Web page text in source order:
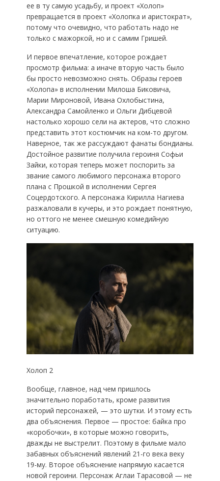
ее в ту самую усадьбу, и проект «Холоп»
превращается в проект «Холопка и аристократ»,
потому что очевидно, что работать надо не
только с мажоркой, но и с самим Гришей.
И первое впечатление, которое рождает
просмотр фильма: а иначе вторую часть было
бы просто невозможно снять. Образы героев
«Холопа» в исполнении Милоша Биковича,
Марии Мироновой, Ивана Охлобыстина,
Александра Самойленко и Ольги Дибцевой
настолько хорошо сели на актеров, что сложно
представить этот костюмчик на ком-то другом.
Наверное, так же рассуждают фанаты бондианы.
Достойное развитие получила героиня Софьи
Зайки, которая теперь может поспорить за
звание самого любимого персонажа второго
плана с Прошкой в исполнении Сергея
Соцердотского. А персонажа Кирилла Нагиева
разжаловали в кучеры, и это рождает понятную,
но оттого не менее смешную комедийную
ситуацию.
Холоп 2
Вообще, главное, над чем пришлось
значительно поработать, кроме развития
историй персонажей, — это шутки. И этому есть
два объяснения. Первое — простое: байка про
«коробочки», в которые можно говорить,
дважды не выстрелит. Поэтому в фильме мало
забавных объяснений явлений 21-го века веку
19-му. Второе объяснение напрямую касается
новой героини. Персонаж Аглаи Тарасовой — не